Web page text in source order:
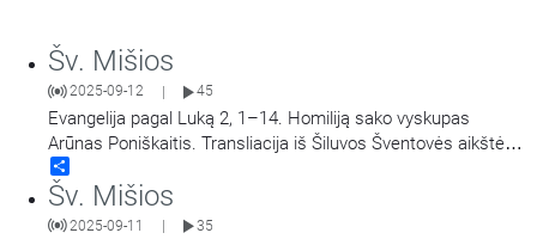
Šv. Mišios
2025-09-12 45
Evangelija pagal Luką 2, 1–14. Homiliją sako vyskupas
Arūnas Poniškaitis. Transliacija iš Šiluvos Šventovės aikštės.
Didieji Švč. Mergelės Marijos Gimimo atlaidai.
Šv. Mišios
2025-09-11 35